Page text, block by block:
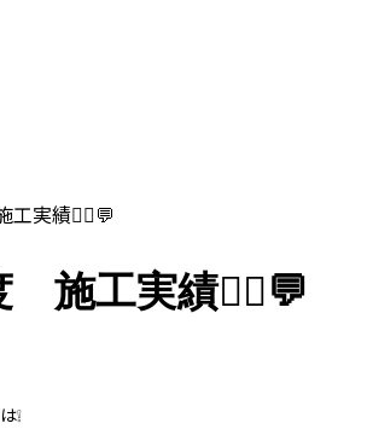
実績👷‍♂️💬
施工実績👷‍♂️💬
❕